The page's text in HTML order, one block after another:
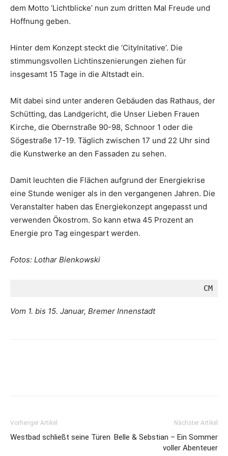
dem Motto ‘Lichtblicke’ nun zum dritten Mal Freude und
Hoffnung geben.
Hinter dem Konzept steckt die ‘CityInitative’. Die
stimmungsvollen Lichtinszenierungen ziehen für
insgesamt 15 Tage in die Altstadt ein.
Mit dabei sind unter anderen Gebäuden das Rathaus, der
Schütting, das Landgericht, die Unser Lieben Frauen
Kirche, die Obernstraße 90-98, Schnoor 1 oder die
Sögestraße 17-19. Täglich zwischen 17 und 22 Uhr sind
die Kunstwerke an den Fassaden zu sehen.
Damit leuchten die Flächen aufgrund der Energiekrise
eine Stunde weniger als in den vergangenen Jahren. Die
Veranstalter haben das Energiekonzept angepasst und
verwenden Ökostrom. So kann etwa 45 Prozent an
Energie pro Tag eingespart werden.
Fotos: Lothar Bienkowski
CM
Vom 1. bis 15. Januar, Bremer Innenstadt
Vorheriger Artikel
Westbad schließt seine Türen
Nächster Artikel
Belle & Sebstian – Ein Sommer
voller Abenteuer